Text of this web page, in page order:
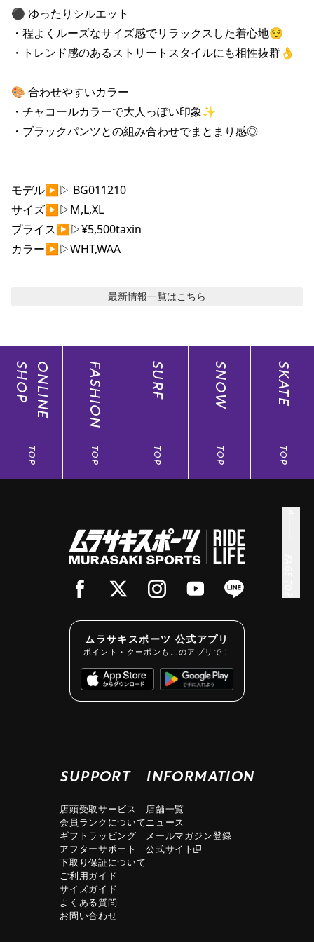
⚫ ゆったりシルエット
・程よくルーズなサイズ感でリラックスした着心地😌
・トレンド感のあるストリートスタイルにも相性抜群👌
🎨 合わせやすいカラー
・チャコールカラーで大人っぽい印象✨
・ブラックパンツとの組み合わせでまとまり感◎
モデル▶︎▷ BG011210
サイズ▶︎▷M,L,XL
プライス▶︎▷¥5,500taxin
カラー▶︎▷WHT,WAA
最新情報一覧はこちら
ONLINE
SHOP
TOP
FASHION
TOP
SURF
TOP
SNOW
TOP
SKATE
TOP
ムラサキスポーツ 公式アプリ
ポイント・クーポンもこのアプリで！
SUPPORT
店頭受取サービス
会員ランクについて
ギフトラッピング
アフターサポート
下取り保証について
ご利用ガイド
サイズガイド
よくある質問
お問い合わせ
INFORMATION
店舗一覧
ニュース
メールマガジン登録
公式サイト